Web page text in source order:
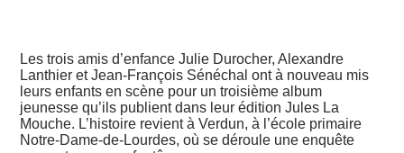
Les trois amis d’enfance Julie Durocher, Alexandre
Lanthier et Jean-François Sénéchal ont à nouveau mis
leurs enfants en scène pour un troisième album
jeunesse qu’ils publient dans leur édition Jules La
Mouche. L’histoire revient à Verdun, à l’école primaire
Notre-Dame-de-Lourdes, où se déroule une enquête